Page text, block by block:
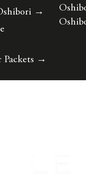
→
Packets →